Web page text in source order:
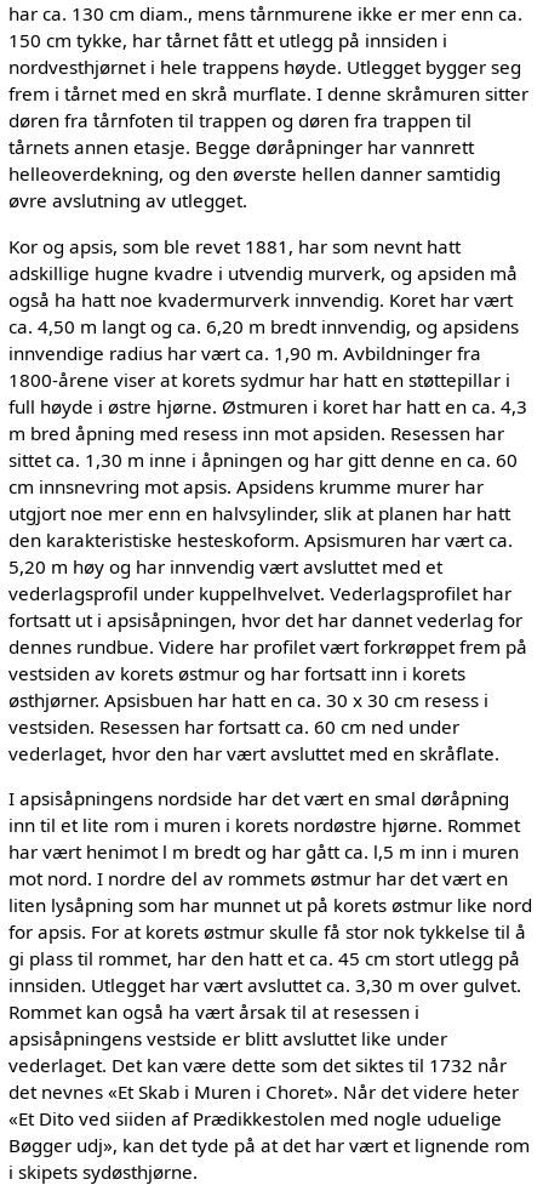
har ca. 130 cm diam., mens tårnmurene ikke er mer enn ca.
150 cm tykke, har tårnet fått et utlegg på innsiden i
nordvesthjørnet i hele trappens høyde. Utlegget bygger seg
frem i tårnet med en skrå murflate. I denne skråmuren sitter
døren fra tårnfoten til trappen og døren fra trappen til
tårnets annen etasje. Begge døråpninger har vannrett
helleoverdekning, og den øverste hellen danner samtidig
øvre avslutning av utlegget.
Kor og apsis, som ble revet 1881, har som nevnt hatt
adskillige hugne kvadre i utvendig murverk, og apsiden må
også ha hatt noe kvadermurverk innvendig. Koret har vært
ca. 4,50 m langt og ca. 6,20 m bredt innvendig, og apsidens
innvendige radius har vært ca. 1,90 m. Avbildninger fra
1800-årene viser at korets sydmur har hatt en støttepillar i
full høyde i østre hjørne. Østmuren i koret har hatt en ca. 4,3
m bred åpning med resess inn mot apsiden. Resessen har
sittet ca. 1,30 m inne i åpningen og har gitt denne en ca. 60
cm innsnevring mot apsis. Apsidens krumme murer har
utgjort noe mer enn en halvsylinder, slik at planen har hatt
den karakteristiske hesteskoform. Apsismuren har vært ca.
5,20 m høy og har innvendig vært avsluttet med et
vederlagsprofil under kuppelhvelvet. Vederlagsprofilet har
fortsatt ut i apsisåpningen, hvor det har dannet vederlag for
dennes rundbue. Videre har profilet vært forkrøppet frem på
vestsiden av korets østmur og har fortsatt inn i korets
østhjørner. Apsisbuen har hatt en ca. 30 x 30 cm resess i
vestsiden. Resessen har fortsatt ca. 60 cm ned under
vederlaget, hvor den har vært avsluttet med en skråflate.
I apsisåpningens nordside har det vært en smal døråpning
inn til et lite rom i muren i korets nordøstre hjørne. Rommet
har vært henimot l m bredt og har gått ca. l,5 m inn i muren
mot nord. I nordre del av rommets østmur har det vært en
liten lysåpning som har munnet ut på korets østmur like nord
for apsis. For at korets østmur skulle få stor nok tykkelse til å
gi plass til rommet, har den hatt et ca. 45 cm stort utlegg på
innsiden. Utlegget har vært avsluttet ca. 3,30 m over gulvet.
Rommet kan også ha vært årsak til at resessen i
apsisåpningens vestside er blitt avsluttet like under
vederlaget. Det kan være dette som det siktes til 1732 når
det nevnes «Et Skab i Muren i Choret». Når det videre heter
«Et Dito ved siiden af Prædikkestolen med nogle uduelige
Bøgger udj», kan det tyde på at det har vært et lignende rom
i skipets sydøsthjørne.